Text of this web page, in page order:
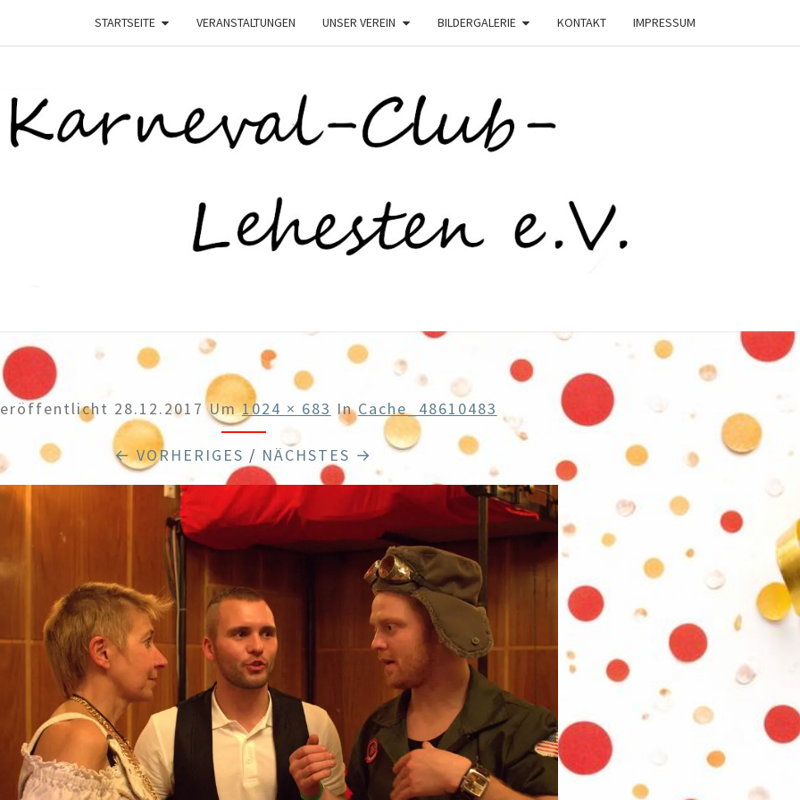
STARTSEITE VERANSTALTUNGEN UNSER VEREIN BILDERGALERIE KONTAKT IMPRESSUM
KC
Lehesten
Helau–
28.12.2017Um1024 × 683 InCache_48610483
← VORHERIGES / NÄCHSTES →